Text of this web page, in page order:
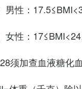
男性：
女性：17≤BMI<24
须加查血液糖化